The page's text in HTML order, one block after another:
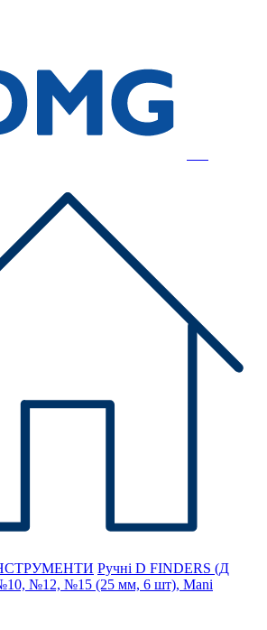
Ручні D FINDERS (Д
№12, №15 (25 мм, 6 шт), Mani